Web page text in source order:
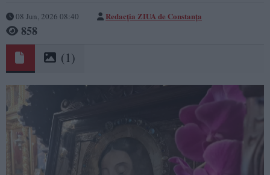
08 Jun, 2026 08:40 Redacţia ZIUA de Constanţa
858
(1)